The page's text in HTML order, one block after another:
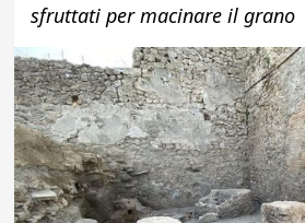
sfruttati per macinare il grano